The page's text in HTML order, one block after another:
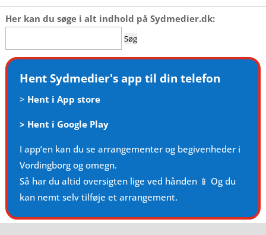
Her kan du søge i alt indhold på Sydmedier.dk:
efter:
Hent Sydmedier's app til din telefon
> Hent i App store
> Hent i Google Play
I app’en kan du se arrangementer og begivenheder i
Vordingborg og omegn.
Så har du altid oversigten lige ved hånden 📱 Og du
kan nemt selv tilføje et arrangement.